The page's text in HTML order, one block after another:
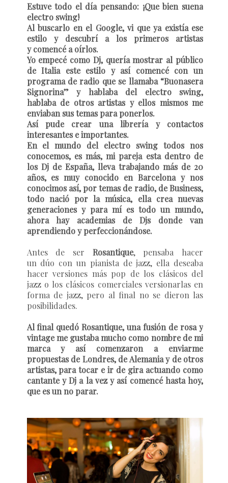
Estuve todo el día pensando: ¡Que bien suena
electro swing!
Al buscarlo en el Google, vi que ya existía ese
estilo y descubrí a los primeros artistas
y comencé a oírlos.
Yo empecé como Dj, quería mostrar al público
de Italia este estilo y así comencé con un
programa de radio que se llamaba “Buonasera
Signorina” y hablaba del electro swing,
hablaba de otros artistas y ellos mismos me
enviaban sus temas para ponerlos.
Así pude crear una librería y contactos
interesantes e importantes.
En el mundo del electro swing todos nos
conocemos, es más, mi pareja esta dentro de
los Dj de España, lleva trabajando más de 20
años, es muy conocido en Barcelona y nos
conocimos así, por temas de radio, de Business,
todo nació por la música, ella crea nuevas
generaciones y para mí es todo un mundo,
ahora hay academias de Djs donde van
aprendiendo y perfeccionándose.
Antes de ser Rosantique, pensaba hacer
un dúo con un pianista de jazz, ella deseaba
hacer versiones más pop de los clásicos del
jazz o los clásicos comerciales versionarlas en
forma de jazz, pero al final no se dieron las
posibilidades.
Al final quedó Rosantique, una fusión de rosa y
vintage me gustaba mucho como nombre de mi
marca y así comenzaron a enviarme
propuestas de Londres, de Alemania y de otros
artistas, para tocar e ir de gira actuando como
cantante y Dj a la vez y así comencé hasta hoy,
que es un no parar.